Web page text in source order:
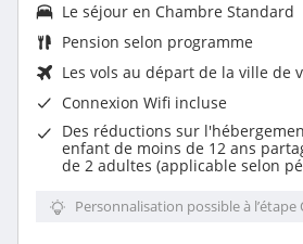
Le séjour en Chambre Standard
Pension selon programme
Les vols au départ de la ville de
Connexion Wifi incluse
Des réductions sur
enfant de moins de 12 ans
de 2 adultes (applicable selon
Personnalisation possible à l’étape